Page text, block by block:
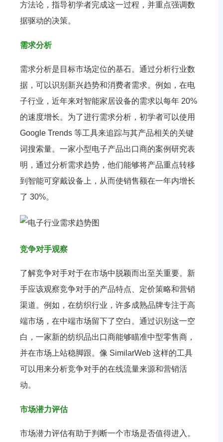
方法论，指导初学者完成这一过程，并重点强调数
据驱动的决策。
需求分析
需求分析是目标市场定位的基石。通过分析行业数
据，可以识别新兴趋势和消费者需求。例如，在电
子行业，近年来对智能家居设备的需求以每年 20%
的速度增长。为了进行需求分析，初学者可以使用
Google Trends 等工具来追踪与其产品相关的关键
词搜索量。一家小型电子产品出口商的案例研究表
明，通过分析需求趋势，他们能够将产品重点转移
到智能可穿戴设备上，从而使销售额在一年内增长
了 30%。
竞争对手观察
了解竞争对手对于在市场中脱颖而出至关重要。新
手应该观察竞争对手的产品特点、定价策略和营销
渠道。例如，在纺织行业，许多成熟品牌专注于高
端市场，在中端市场留下了空白。通过识别这一空
白，一家新的纺织品出口商能够瞄准中型零售商，
并在市场上站稳脚跟。像 SimilarWeb 这样的工具
可以用来分析竞争对手的在线流量来源和营销活
动。
市场潜力评估
市场潜力评估有助于判断一个市场是否值得进入。